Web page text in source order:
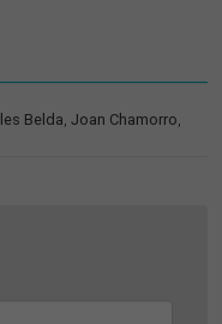
Belda Joan Chamorro